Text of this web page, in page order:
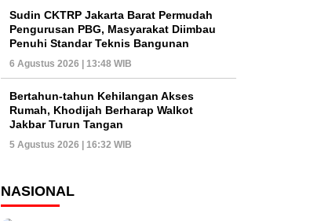
Sudin CKTRP Jakarta Barat Permudah
Pengurusan PBG, Masyarakat Diimbau
Penuhi Standar Teknis Bangunan
6 Agustus 2026 | 13:48 WIB
Bertahun-tahun Kehilangan Akses
Rumah, Khodijah Berharap Walkot
Jakbar Turun Tangan
5 Agustus 2026 | 16:32 WIB
NASIONAL